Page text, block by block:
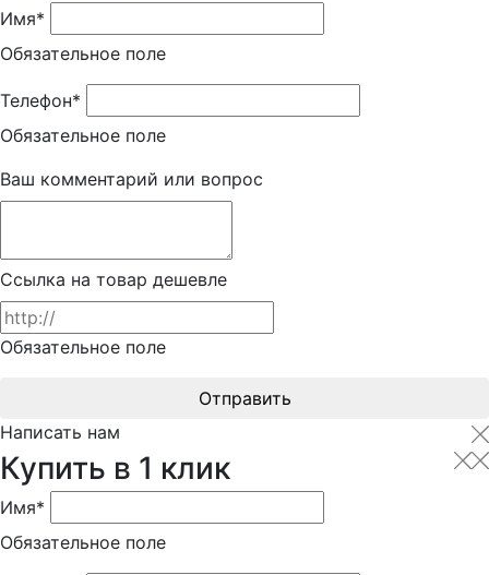
Имя*
Обязательное поле
Телефон*
Обязательное поле
Ваш комментарий или вопрос
Ссылка на товар дешевле
Обязательное поле
Отправить
Написать нам
Купить в 1 клик
Имя*
Обязательное поле